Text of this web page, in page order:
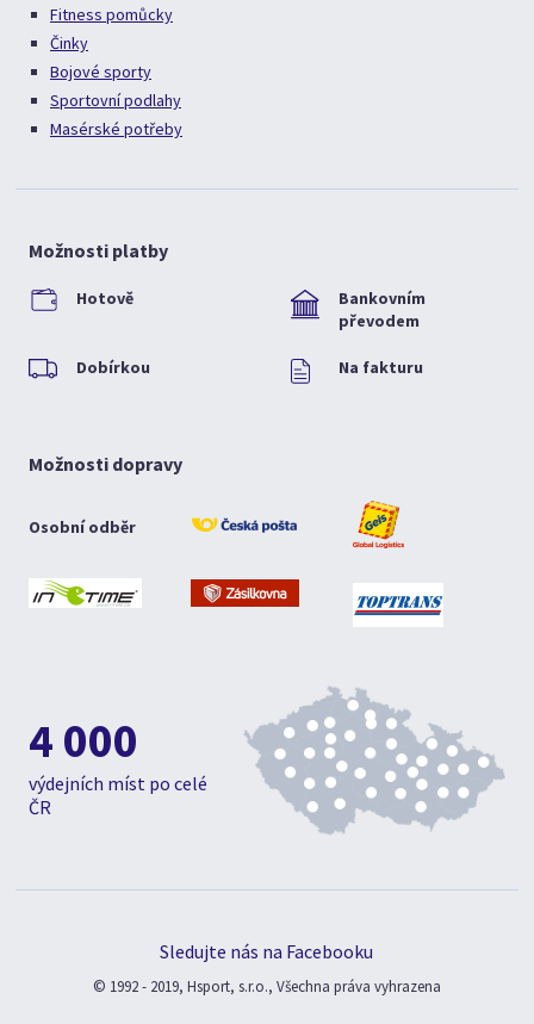
Fitness pomůcky
Činky
Bojové sporty
Sportovní podlahy
Masérské potřeby
Možnosti platby
Hotově
Bankovním
převodem
Dobírkou Na fakturu
Možnosti dopravy
Osobní odběr
4 000
výdejních míst po celé
ČR
Sledujte nás na Facebooku
© 1992 - 2019, Hsport, s.r.o., Všechna práva vyhrazena